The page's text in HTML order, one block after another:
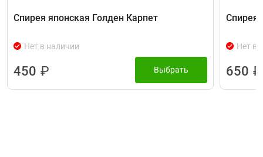
Спирея японская Голден Карпет
Нет в наличии
450 ₽ Выбрать
Спирея
Нет в
650 ₽